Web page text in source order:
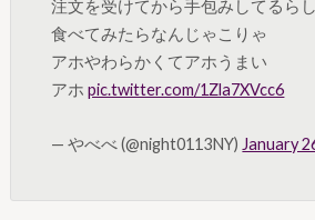
注文を受けてから手包みしてるら
食べてみたらなんじゃこりゃ
アホやわらかくてアホうまい
アホpic.twitter.com/1Zla7XVcc6
— やべべ (@night0113NY) January